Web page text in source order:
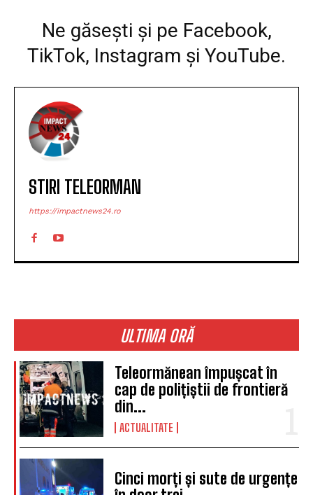
ULTIMA ORĂ
Teleormănean împușcat în
cap de polițiștii de frontieră
din...
ACTUALITATE
Cinci morți și sute de urgențe
Ne găsești și pe Facebook,
TikTok, Instagram și YouTube.
STIRI TELEORMAN
https://impactnews24.ro